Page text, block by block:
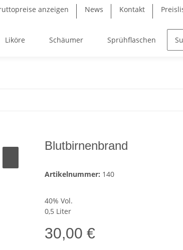
anzeigen News Kontakt
Liköre Schäumer Sprühflaschen
Blutbirnenbrand
Artikelnummer: 140
40% Vol.
0,5 Liter
30,00 €